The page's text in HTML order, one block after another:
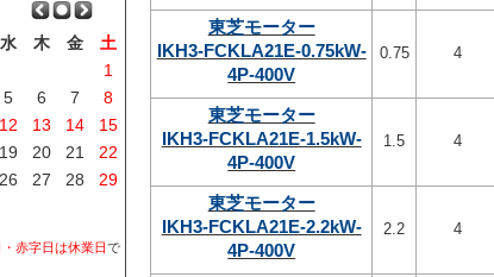
水 木 金
土
1
5 6 7
8
12 13 14
15
19 20 21
22
26 27 28
29
赤字日は休業日で
東芝モーター
IKH3-FCKLA21E-0.75kW-
4P-400V
0.75 4
東芝モーター
IKH3-FCKLA21E-1.5kW-
4P-400V
1.5 4
東芝モーター
IKH3-FCKLA21E-2.2kW-
4P-400V
2.2 4